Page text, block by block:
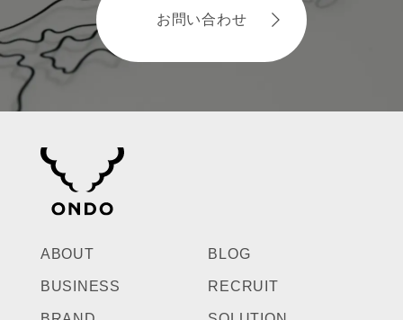
お問い合わせ
ABOUT
BUSINESS
BLOG
RECRUIT